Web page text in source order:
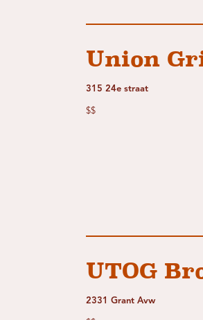
Union
315 24e straat
$$
UTOG
2331 Grant Avw